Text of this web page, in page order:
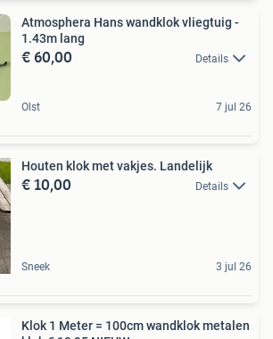
Atmosphera Hans wandklok vliegtuig -
1.43m lang
€ 60,00 Details
Olst 7 jul 26
Houten klok met vakjes. Landelijk
€ 10,00 Details
Sneek 3 jul 26
Klok 1 Meter = 100cm wandklok metalen